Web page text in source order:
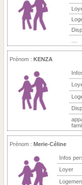
Prénom : KENZA
Prénom : Merie-Céline
Infos
Loyer